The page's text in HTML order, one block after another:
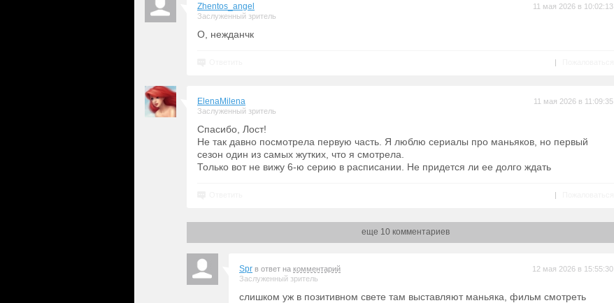
Zhentos_angel
Заслуженный зритель
11 мая 2026 в 10:02:13
О, нежданчк
|
ElenaMilena
Заслуженный зритель
11 мая 2026 в 11:09:35
Спасибо, Лост!
Не так давно посмотрела первую часть. Я люблю сериалы про маньяков, но первый
сезон один из самых жутких, что я смотрела.
Только вот не вижу 6-ю серию в расписании. Не придется ли ее долго ждать
|
еще 10 комментариев
Spr в ответ на комментарий
Заслуженный зритель
12 мая 2026 в 15:55:30
слишком уж в позитивном свете там выставляют маньяка, фильм смотреть